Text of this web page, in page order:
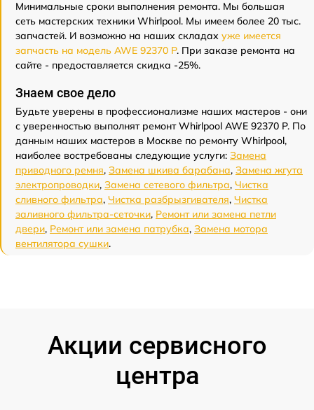
Минимальные сроки выполнения ремонта. Мы большая
сеть мастерских техники Whirlpool. Мы имеем более 20 тыс.
запчастей. И возможно на наших складах уже имеется
запчасть на модель AWE 92370 P. При заказе ремонта на
сайте - предоставляется скидка -25%.
Знаем свое дело
Будьте уверены в профессионализме наших мастеров - они
с уверенностью выполнят ремонт Whirlpool AWE 92370 P. По
данным наших мастеров в Москве по ремонту Whirlpool,
наиболее востребованы следующие услуги: Замена
приводного ремня, Замена шкива барабана, Замена жгута
электропроводки, Замена сетевого фильтра, Чистка
сливного фильтра, Чистка разбрызгивателя, Чистка
заливного фильтра-сеточки, Ремонт или замена петли
двери, Ремонт или замена патрубка, Замена мотора
вентилятора сушки.
Акции сервисного
центра